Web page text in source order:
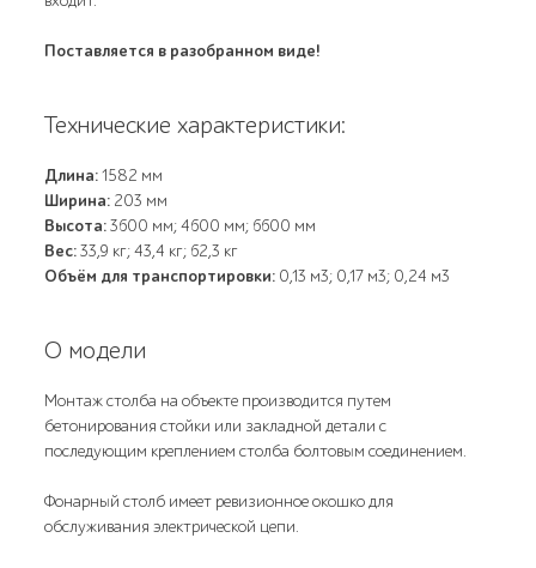
Поставляется в разобранном виде!
Технические характеристики:
Длина:1582 мм
Ширина: 203 мм
Высота:3600 мм; 4600 мм; 6600 мм
Вес:33,9 кг; 43,4 кг; 62,3 кг
Объём для транспортировки: 0,13 м3; 0,17 м3; 0,24 м3
О модели
Монтаж столба на объекте производится путем
бетонирования стойки или закладной детали с
последующим креплением столба болтовым соединением.
Фонарный столб имеет ревизионное окошко для
обслуживания электрической цепи.